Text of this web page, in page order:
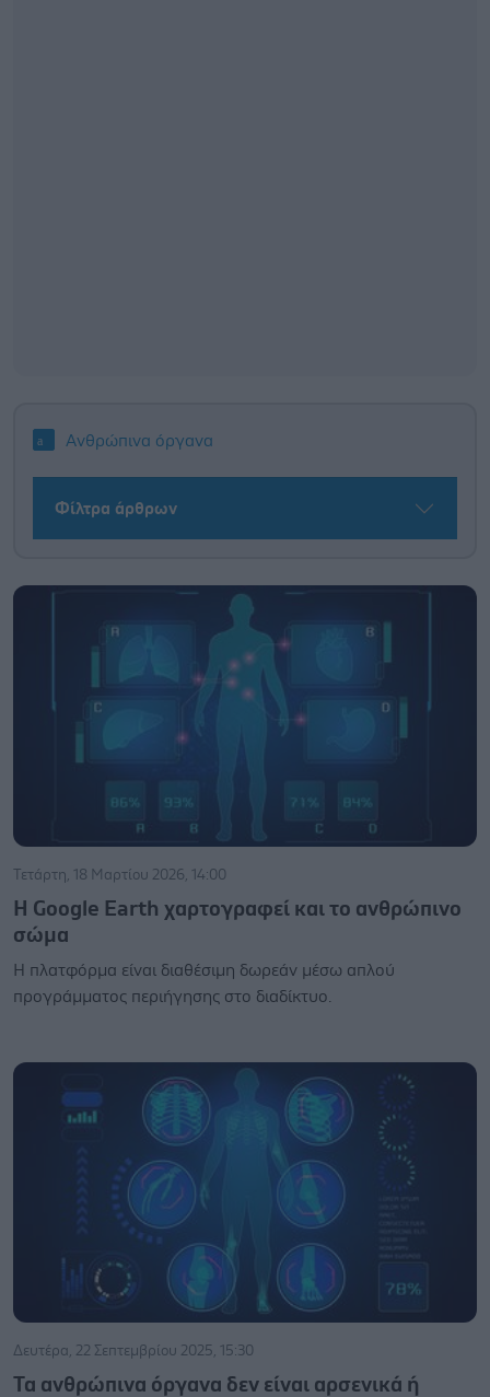
Ανθρώπινα όργανα
Φίλτρα άρθρων
Τετάρτη, 18 Μαρτίου 2026, 14:00
Η Google Earth χαρτογραφεί και το ανθρώπινο
σώμα
Η πλατφόρμα είναι διαθέσιμη δωρεάν μέσω απλού
προγράμματος περιήγησης στο διαδίκτυο.
Δευτέρα, 22 Σεπτεμβρίου 2025, 15:30
Τα ανθρώπινα όργανα δεν είναι αρσενικά ή